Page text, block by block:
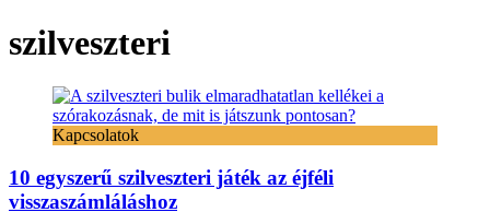
szilveszteri
Kapcsolatok
10 egyszerű szilveszteri játék az éjféli
visszaszámláláshoz